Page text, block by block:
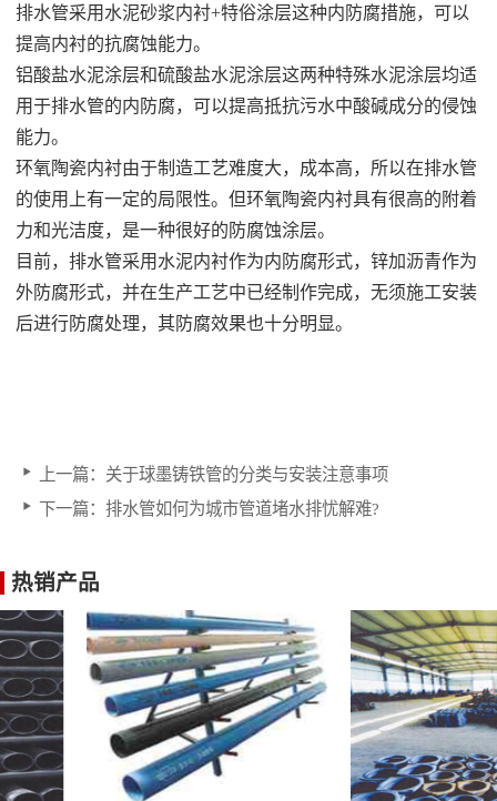
排水管采用水泥砂浆内衬+特俗涂层这种内防腐措施，可以
提高内衬的抗腐蚀能力。
铝酸盐水泥涂层和硫酸盐水泥涂层这两种特殊水泥涂层均适
用于排水管的内防腐，可以提高抵抗污水中酸碱成分的侵蚀
能力。
环氧陶瓷内衬由于制造工艺难度大，成本高，所以在排水管
的使用上有一定的局限性。但环氧陶瓷内衬具有很高的附着
力和光洁度，是一种很好的防腐蚀涂层。
目前，排水管采用水泥内衬作为内防腐形式，锌加沥青作为
外防腐形式，并在生产工艺中已经制作完成，无须施工安装
后进行防腐处理，其防腐效果也十分明显。
上一篇： 关于球墨铸铁管的分类与安装注意事项
下一篇： 排水管如何为城市管道堵水排忧解难?
热销产品